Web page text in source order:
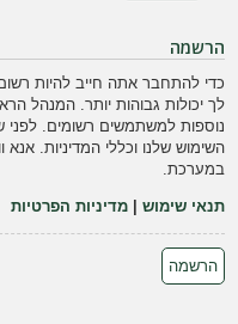
הרשמה
כדי להתחבר אתה חייב להיות
לך יכולות גבוהות יותר. המנהל
נוספות למשתמשים רשומים.
השימוש שלנו וכללי המדיניות.
במערכת.
תנאי שימוש |מדיניות הפרטיות
הרשמה